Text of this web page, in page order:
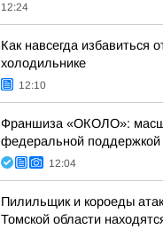
12:24
Как навсегда избавиться
холодильнике
12:10
Франшиза «ОКОЛО»:
федеральной поддержкой
12:04
Пилильщик и короеды
Томской области